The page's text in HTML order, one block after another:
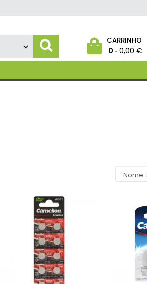
CARRINHO
0 - 0,00 €